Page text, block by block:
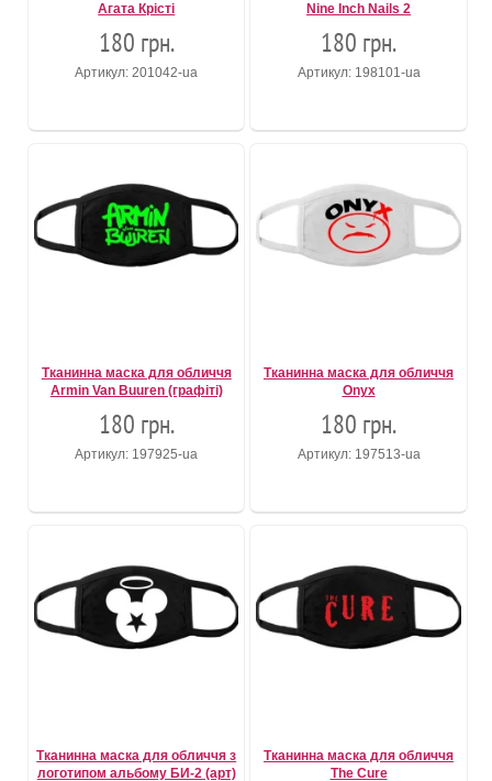
Агата Крісті
180 грн.
Артикул: 201042-ua
Nine Inch Nails 2
180 грн.
Артикул: 198101-ua
Тканинна маска для обличчя
Armin Van Buuren (графіті)
180 грн.
Артикул: 197925-ua
Тканинна маска для обличчя
Onyx
180 грн.
Артикул: 197513-ua
Тканинна маска для обличчя з
логотипом альбому БИ-2 (арт)
Тканинна маска для обличчя
The Cure